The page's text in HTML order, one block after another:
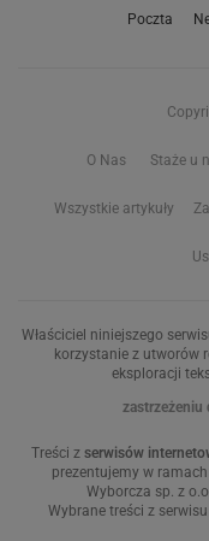
Poczta
O Nas Staże u
Wszystkie artykuły
Właściciel niniejszego
korzystanie z utworów
eksploracji
zastrzeżeniu
Treści z serwisów
prezentujemy w
Wyborcza sp. z
Wybrane treści z